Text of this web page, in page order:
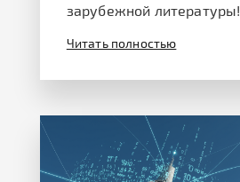
зарубежной литературы!
Читать полностью